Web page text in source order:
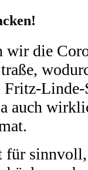
wir die
Fritz-
auch
für